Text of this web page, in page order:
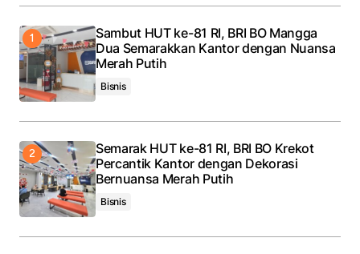
Your E-mail*
Save my name, email, and website in this browser
for the next time I comment.
Sambut HUT ke-81 RI, BRI BO Mangga
Dua Semarakkan Kantor dengan Nuansa
Merah Putih
Bisnis
Semarak HUT ke-81 RI, BRI BO Krekot
Percantik Kantor dengan Dekorasi
Bernuansa Merah Putih
Bisnis